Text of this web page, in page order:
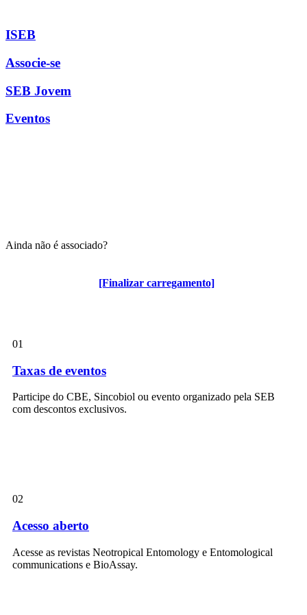
[Finalizar carregamento]
ISEB
Associe-se
SEB Jovem
Eventos
Ainda não é associado?
Algumas vantagens para associados
01
Taxas de eventos
Participe do CBE, Sincobiol ou evento organizado pela SEB
com descontos exclusivos.
02
Acesso aberto
Acesse as revistas Neotropical Entomology e Entomological
communications e BioAssay.